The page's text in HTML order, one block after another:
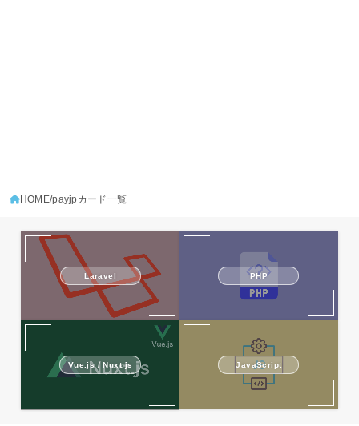
HOME payjpカード一覧
Laravel PHP
Vue.js / Nuxt.js JavaScript